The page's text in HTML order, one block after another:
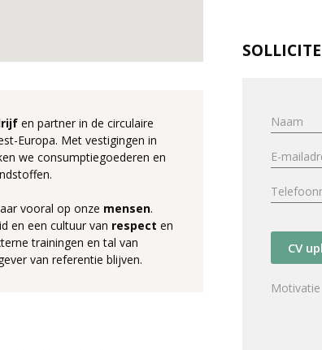
en partner in de circulaire
Europa. Met vestigingen in
we consumptiegoederen en
vooral op onze mensen.
en een cultuur van respect en
trainingen en tal van
van referentie blijven.
CV